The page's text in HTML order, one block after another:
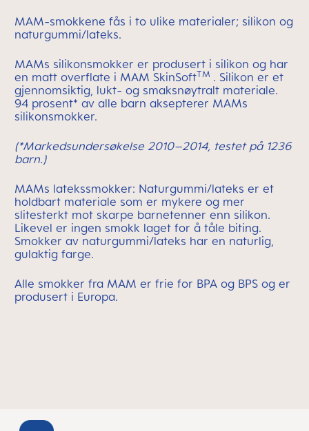
MAM-smokkene fås i to ulike materialer; silikon og
naturgummi/lateks.
MAMs silikonsmokker er produsert i silikon og har
en matt overflate i MAM SkinSoftTM . Silikon er et
gjennomsiktig, lukt- og smaksnøytralt materiale.
94 prosent* av alle barn aksepterer MAMs
silikonsmokker.
(*Markedsundersøkelse 2010–2014, testet på 1236
barn.)
MAMs latekssmokker: Naturgummi/lateks er et
holdbart materiale som er mykere og mer
slitesterkt mot skarpe barnetenner enn silikon.
Likevel er ingen smokk laget for å tåle biting.
Smokker av naturgummi/lateks har en naturlig,
gulaktig farge.
Alle smokker fra MAM er frie for BPA og BPS og er
produsert i Europa.